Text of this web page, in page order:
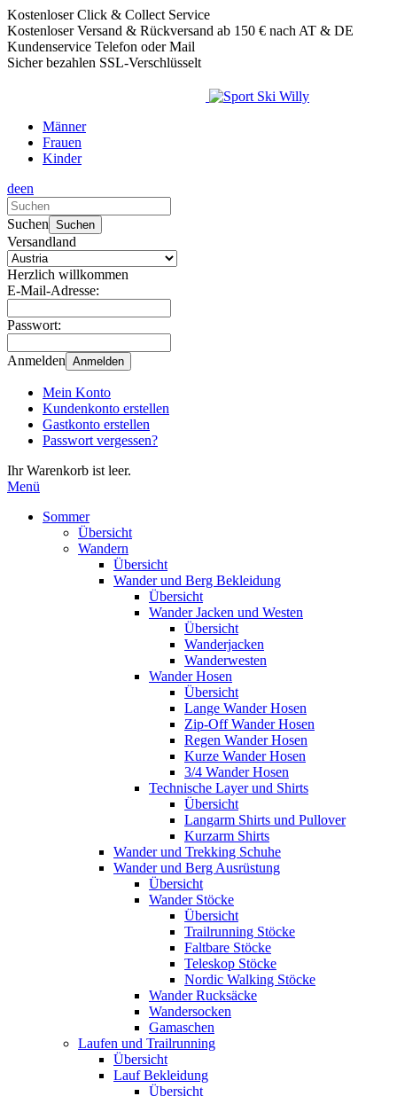
Kostenloser Click & Collect Service
Kostenloser Versand & Rückversand ab 150 € nach AT & DE
Kundenservice Telefon oder Mail
Sicher bezahlen SSL-Verschlüsselt
Männer
Frauen
Kinder
deen
die
nach
oben
unten,
um
das
können
Touch-
und
Streichgesten
verwenden.
Suchen Suchen
Versandland
Herzlich willkommen
E-Mail-Adresse:
Passwort:
Anmelden Anmelden
Mein Konto
Kundenkonto erstellen
Gastkonto erstellen
Passwort vergessen?
Ihr Warenkorb ist leer.
Menü
Sommer
Übersicht
Wandern
Übersicht
Wander und Berg Bekleidung
Übersicht
Wander Jacken und Westen
Übersicht
Wanderjacken
Wanderwesten
Wander Hosen
Übersicht
Lange Wander Hosen
Zip-Off Wander Hosen
Regen Wander Hosen
Kurze Wander Hosen
3/4 Wander Hosen
Technische Layer und Shirts
Übersicht
Langarm Shirts und Pullover
Kurzarm Shirts
Wander und Trekking Schuhe
Wander und Berg Ausrüstung
Übersicht
Wander Stöcke
Übersicht
Trailrunning Stöcke
Faltbare Stöcke
Teleskop Stöcke
Nordic Walking Stöcke
Wander Rucksäcke
Wandersocken
Gamaschen
Laufen und Trailrunning
Übersicht
Lauf Bekleidung
Übersicht